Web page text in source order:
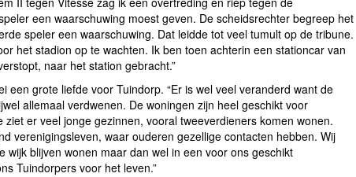
een waarschuwing moest geven. De scheidsrechter begreep het
speler een waarschuwing. Dat leidde tot veel tumult op de tribune.
het stadion op te wachten. Ik ben toen achterin een stationcar van
naar het station gebracht.”
een grote liefde voor Tuindorp. “Er is wel veel veranderd want de
allemaal verdwenen. De woningen zijn heel geschikt voor
ziet er veel jonge gezinnen, vooral tweeverdieners komen wonen.
verenigingsleven, waar ouderen gezellige contacten hebben. Wij
wijk blijven wonen maar dan wel in een voor ons geschikt
Tuindorpers voor het leven.”